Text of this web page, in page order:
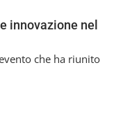
innovazione nel
che ha riunito